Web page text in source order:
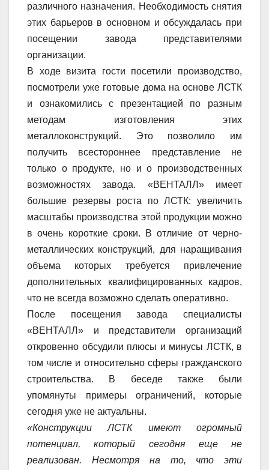
различного назначения. Необходимость снятия
этих барьеров в основном и обсуждалась при
посещении завода представителями
организации.
В ходе визита гости посетили производство,
посмотрели уже готовые дома на основе ЛСТК
и ознакомились с презентацией по разным
методам изготовления этих
металлоконструкций. Это позволило им
получить всестороннее представление не
только о продукте, но и о производственных
возможностях завода. «ВЕНТАЛЛ» имеет
большие резервы роста по ЛСТК: увеличить
масштабы производства этой продукции можно
в очень короткие сроки. В отличие от черно-
металлических конструкций, для наращивания
объема которых требуется привлечение
дополнительных квалифицированных кадров,
что не всегда возможно сделать оперативно.
После посещения завода специалисты
«ВЕНТАЛЛ» и представители организаций
откровенно обсудили плюсы и минусы ЛСТК, в
том числе и относительно сферы гражданского
строительства. В беседе также были
упомянуты примеры ограничений, которые
сегодня уже не актуальны.
«Конструкции ЛСТК имеют огромный
потенциал, который сегодня еще не
реализован. Несмотря на то, что эти